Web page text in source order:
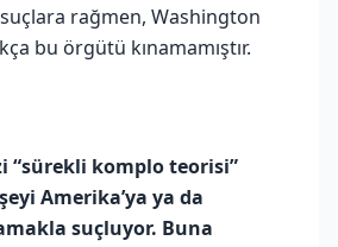
rağmen, Washington
bu örgütü kınamamıştır.
“sürekli komplo teorisi”
Amerika’ya ya da
suçluyor. Buna